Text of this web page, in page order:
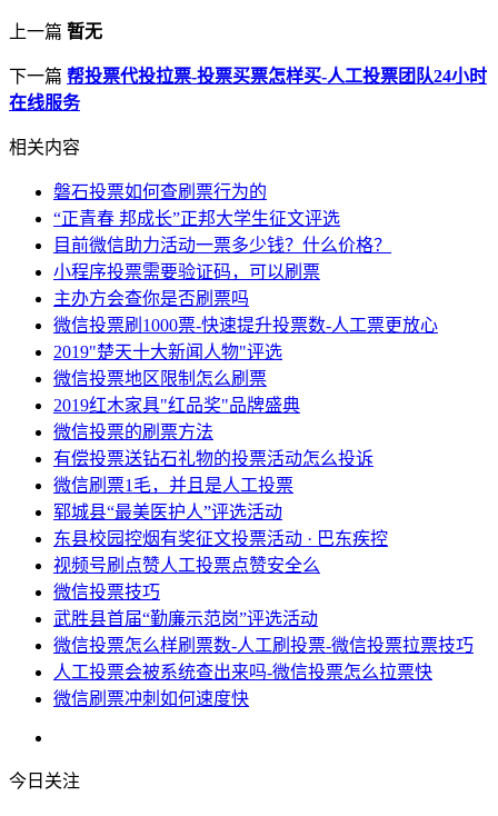
上一篇 暂无
下一篇 帮投票代投拉票-投票买票怎样买-人工投票团队24小时
在线服务
相关内容
磐石投票如何查刷票行为的
“正青春 邦成长”正邦大学生征文评选
目前微信助力活动一票多少钱？什么价格？
小程序投票需要验证码，可以刷票
主办方会查你是否刷票吗
微信投票刷1000票-快速提升投票数-人工票更放心
2019"楚天十大新闻人物"评选
微信投票地区限制怎么刷票
2019红木家具"红品奖"品牌盛典
微信投票的刷票方法
有偿投票送钻石礼物的投票活动怎么投诉
微信刷票1毛，并且是人工投票
郓城县“最美医护人”评选活动
东县校园控烟有奖征文投票活动 · 巴东疾控
视频号刷点赞人工投票点赞安全么
微信投票技巧
武胜县首届“勤廉示范岗”评选活动
微信投票怎么样刷票数-人工刷投票-微信投票拉票技巧
人工投票会被系统查出来吗-微信投票怎么拉票快
微信刷票冲刺如何速度快
今日关注